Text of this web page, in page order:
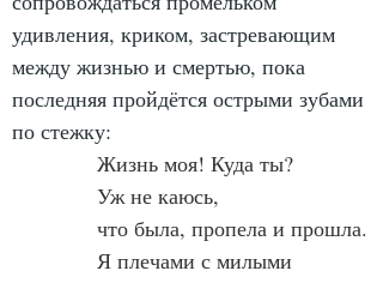
удивления, криком, застревающим
между жизнью и смертью, пока
последняя пройдётся острыми зубами
по стежку:
Жизнь моя! Куда ты?
Уж не каюсь,
что была, пропела и прошла.
Я плечами с милыми